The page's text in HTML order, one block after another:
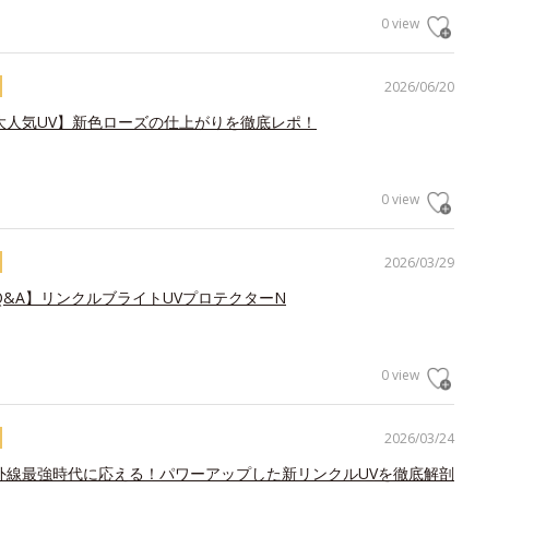
0 view
2026/06/20
人気UV】新色ローズの仕上がりを徹底レポ！
0 view
2026/03/29
】リンクルブライトUVプロテクターN
0 view
2026/03/24
線最強時代に応える！パワーアップした新リンクルUVを徹底解剖